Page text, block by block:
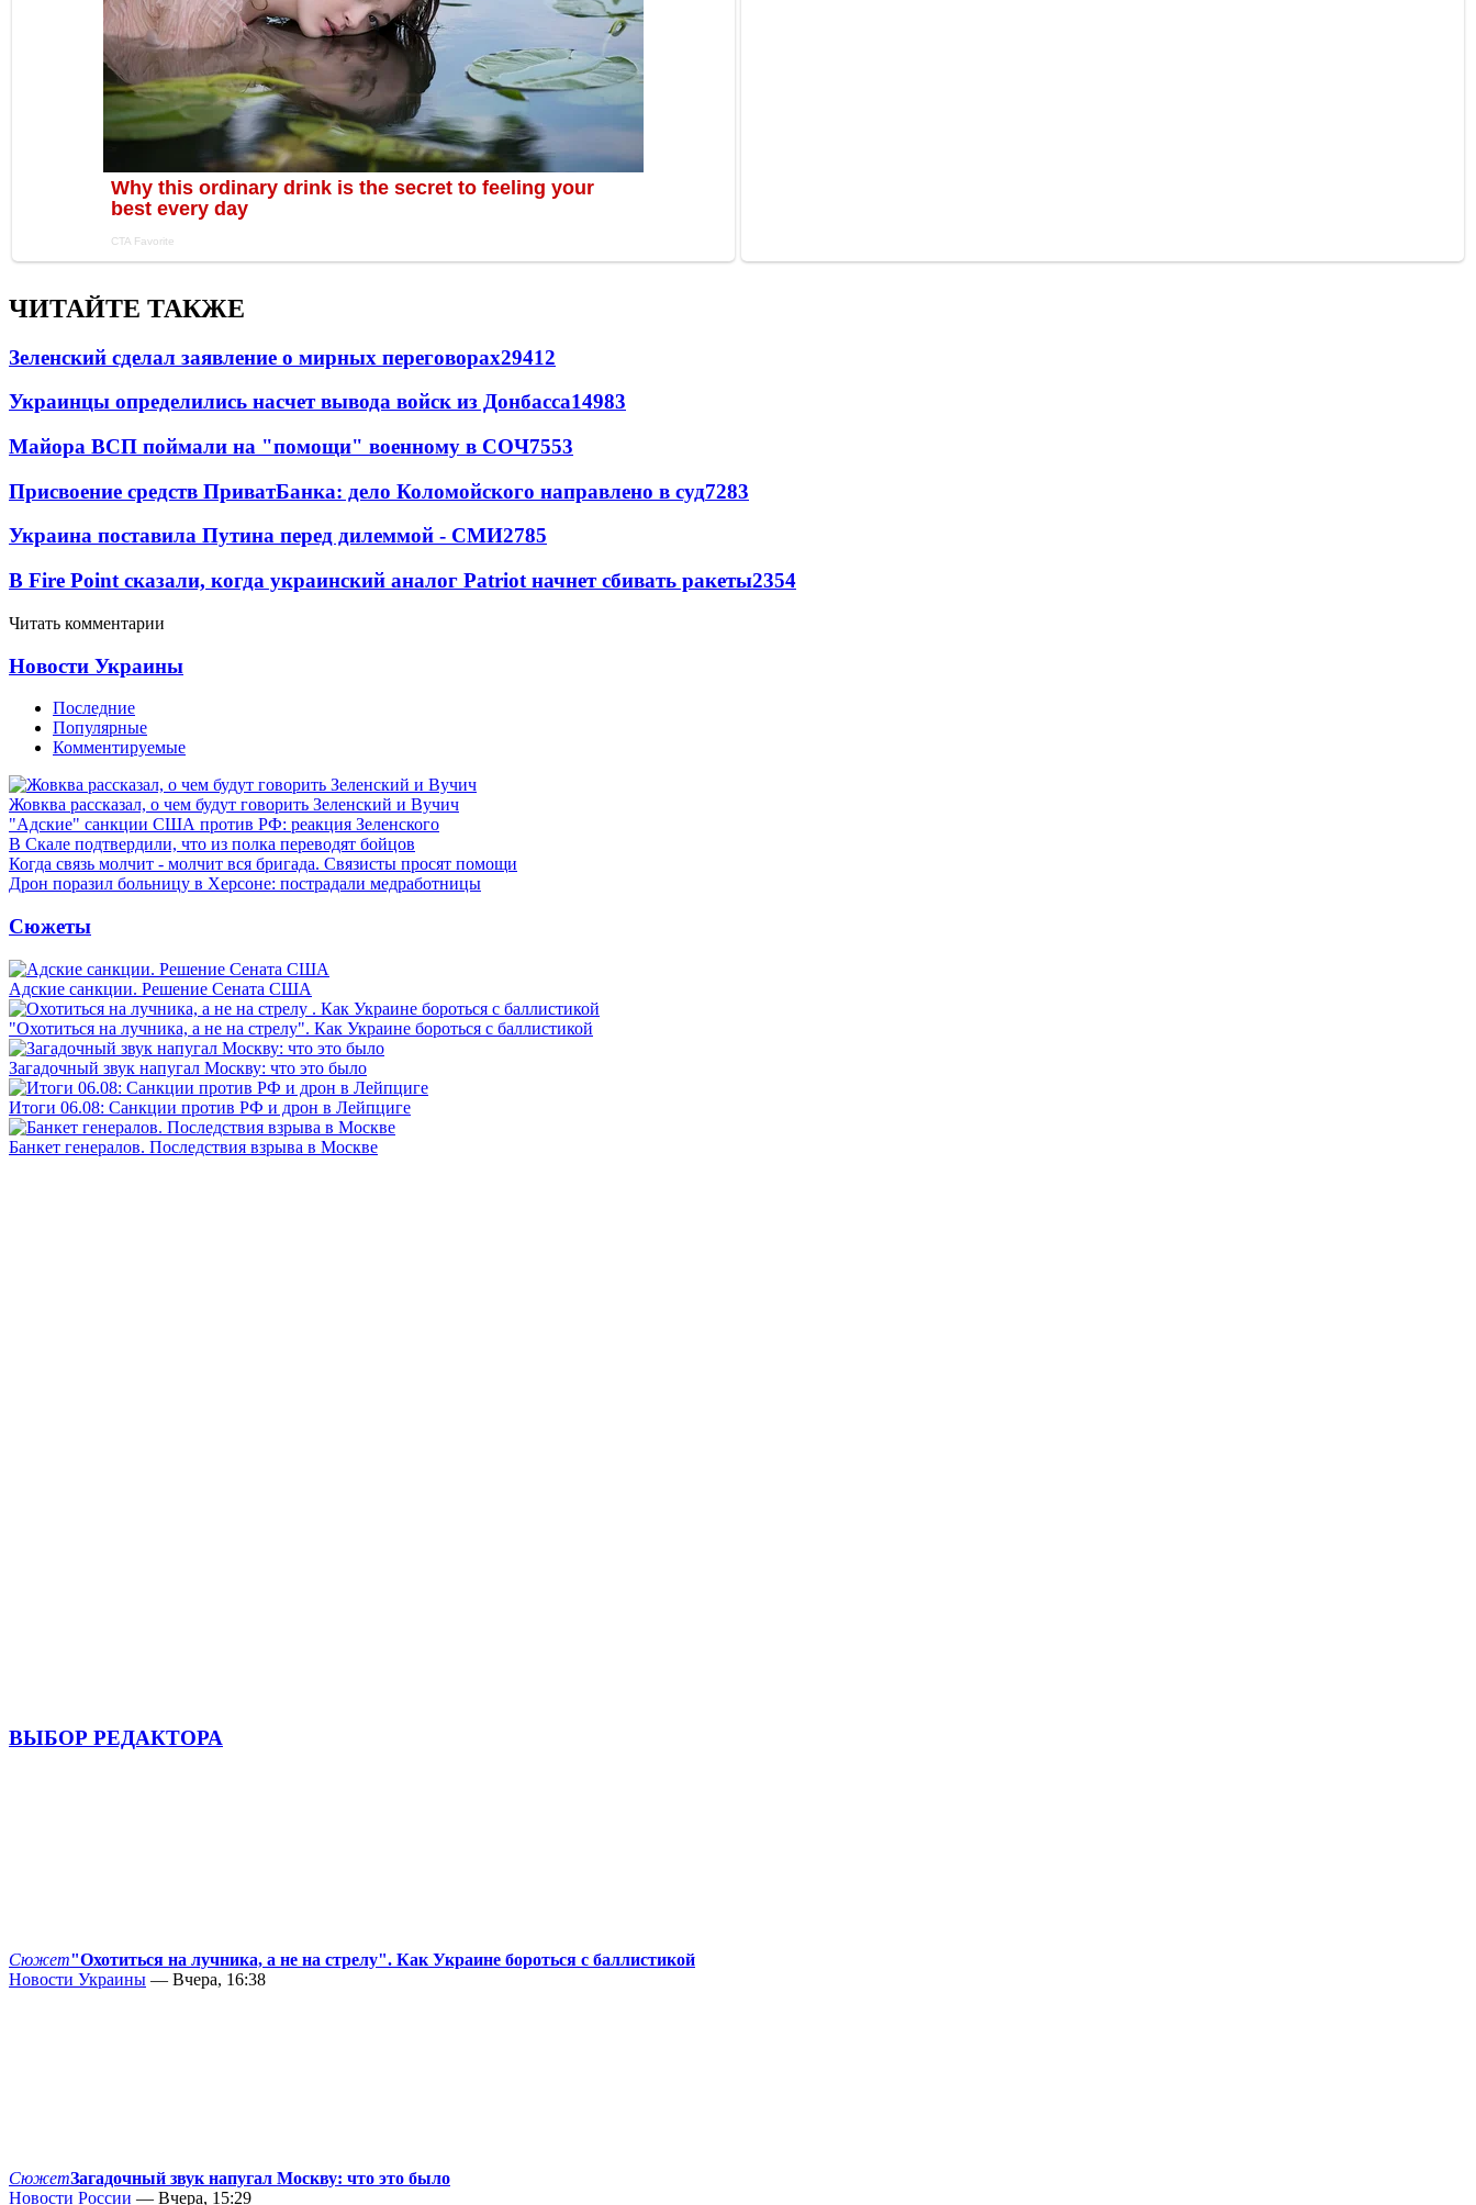
ЧИТАЙТЕ ТАКЖЕ
Зеленский сделал заявление о мирных переговорах29412
Украинцы определились насчет вывода войск из Донбасса14983
Майора ВСП поймали на "помощи" военному в СОЧ7553
Присвоение средств ПриватБанка: дело Коломойского направлено в суд7283
Украина поставила Путина перед дилеммой - СМИ2785
В Fire Point сказали, когда украинский аналог Patriot начнет сбивать ракеты2354
Читать комментарии
Новости Украины
Последние
Популярные
Комментируемые
Жовква рассказал, о чем будут говорить Зеленский и Вучич
"Адские" санкции США против РФ: реакция Зеленского
В Скале подтвердили, что из полка переводят бойцов
Когда связь молчит - молчит вся бригада. Связисты просят помощи
Дрон поразил больницу в Херсоне: пострадали медработницы
Сюжеты
Адские санкции. Решение Сената США
"Охотиться на лучника, а не на стрелу". Как Украине бороться с баллистикой
Загадочный звук напугал Москву: что это было
Итоги 06.08: Санкции против РФ и дрон в Лейпциге
Банкет генералов. Последствия взрыва в Москве
ВЫБОР РЕДАКТОРА
Сюжет"Охотиться на лучника, а не на стрелу". Как Украине бороться с баллистикой
Новости Украины — Вчера, 16:38
СюжетЗагадочный звук напугал Москву: что это было
Новости России — Вчера, 15:29